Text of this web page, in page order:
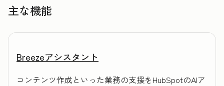
主な機能
Breezeアシスタント
コンテンツ作成といった業務の支援をHubSpotのAIア